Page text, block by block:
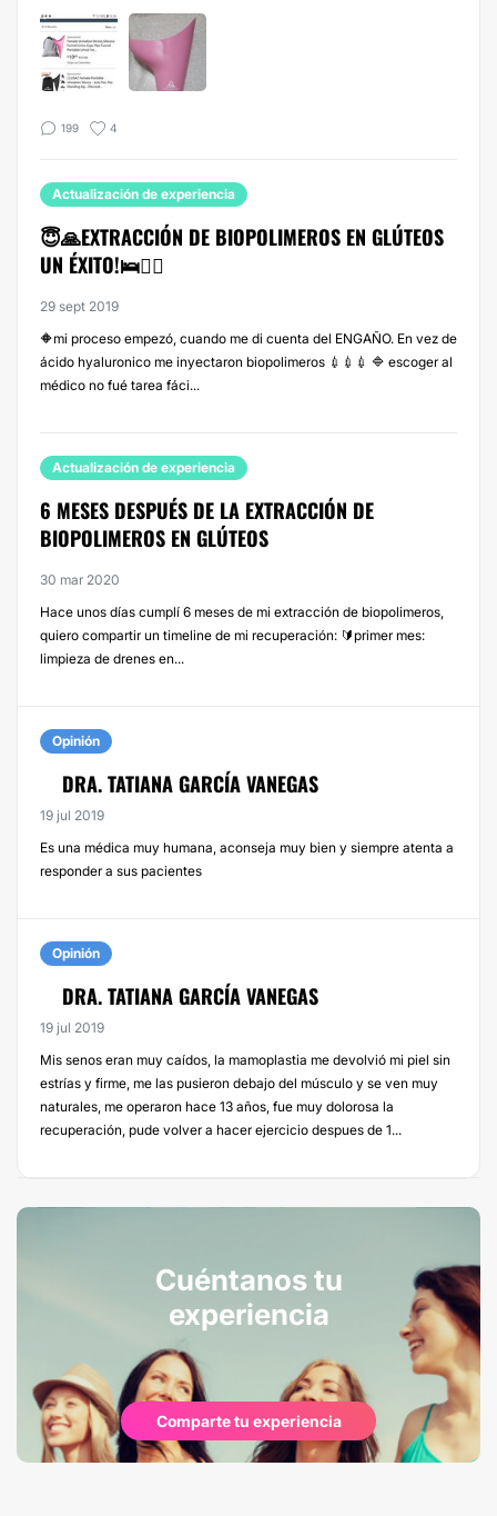
199 4
Actualización de experiencia
😇🙏EXTRACCIÓN DE BIOPOLIMEROS EN GLÚTEOS
UN ÉXITO!🛌🧖‍♀️
29 sept 2019
🔶️mi proceso empezó, cuando me di cuenta del ENGAÑO. En vez de
ácido hyaluronico me inyectaron biopolimeros 💉💉💉 🔷️ escoger al
médico no fué tarea fáci...
Actualización de experiencia
6 MESES DESPUÉS DE LA EXTRACCIÓN DE
BIOPOLIMEROS EN GLÚTEOS
30 mar 2020
Hace unos días cumplí 6 meses de mi extracción de biopolimeros,
quiero compartir un timeline de mi recuperación: 🔰primer mes:
limpieza de drenes en...
Opinión
DRA. TATIANA GARCÍA VANEGAS
19 jul 2019
Es una médica muy humana, aconseja muy bien y siempre atenta a
responder a sus pacientes
Opinión
DRA. TATIANA GARCÍA VANEGAS
19 jul 2019
Mis senos eran muy caídos, la mamoplastia me devolvió mi piel sin
estrías y firme, me las pusieron debajo del músculo y se ven muy
naturales, me operaron hace 13 años, fue muy dolorosa la
recuperación, pude volver a hacer ejercicio despues de 1...
Cuéntanos tu
experiencia
Comparte tu experiencia